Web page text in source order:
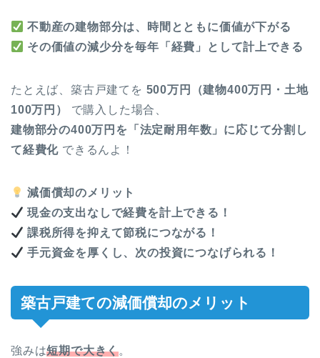
不動産の建物部分は、時間とともに価値が下がる
その価値の減少分を毎年「経費」として計上できる
たとえば、築古戸建てを 500万円（建物400万円・土地
100万円）
で購入した場合、
建物部分の400万円を「法定耐用年数」に応じて分割し
て経費化 できるんよ！
減価償却のメリット
現金の支出なしで経費を計上できる！
課税所得を抑えて節税につながる！
手元資金を厚くし、次の投資につなげられる！
築古戸建ての減価償却のメリット
強みは短期で大きく。